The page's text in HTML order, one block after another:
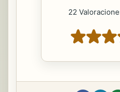
22